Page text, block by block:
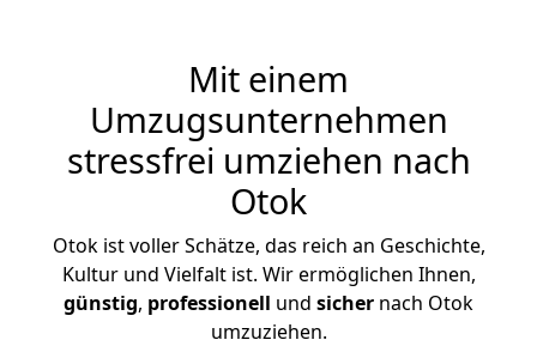
Mit einem
Umzugsunternehmen
stressfrei umziehen nach
Otok
Otok ist voller Schätze, das reich an Geschichte,
Kultur und Vielfalt ist. Wir ermöglichen Ihnen,
günstig, professionell und sicher nach Otok
umzuziehen.